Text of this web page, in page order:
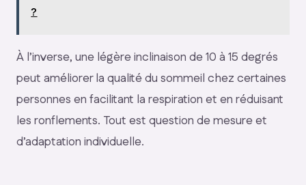
?
À l’inverse, une légère inclinaison de 10 à 15 degrés
peut améliorer la qualité du sommeil chez certaines
personnes en facilitant la respiration et en réduisant
les ronflements. Tout est question de mesure et
d’adaptation individuelle.